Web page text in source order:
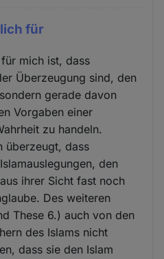
für
mich ist, dass
Überzeugung sind, den
gerade davon
Vorgaben einer
zu handeln.
überzeugt, dass
den
ihrer Sicht fast noch
Des weiteren
These 6.) auch von den
des Islams nicht
dass sie den Islam